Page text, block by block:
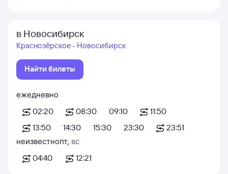
в Новосибирск
Краснозёрское - Новосибирск
Найти билеты
ежедневно
02:20
08:30 09:10
11:50
13:50
14:30 15:30 23:30
23:51
неизвестно
04:40
пт, вс
12:21